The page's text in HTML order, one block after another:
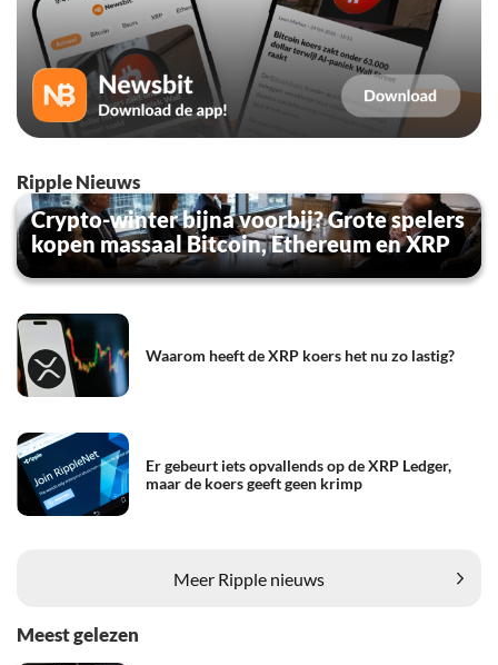
Ripple Nieuws
Crypto-winter bijna voorbij? Grote spelers
kopen massaal Bitcoin, Ethereum en XRP
Waarom heeft de XRP koers het nu zo lastig?
Er gebeurt iets opvallends op de XRP Ledger,
maar de koers geeft geen krimp
Meer Ripple nieuws
Meest gelezen